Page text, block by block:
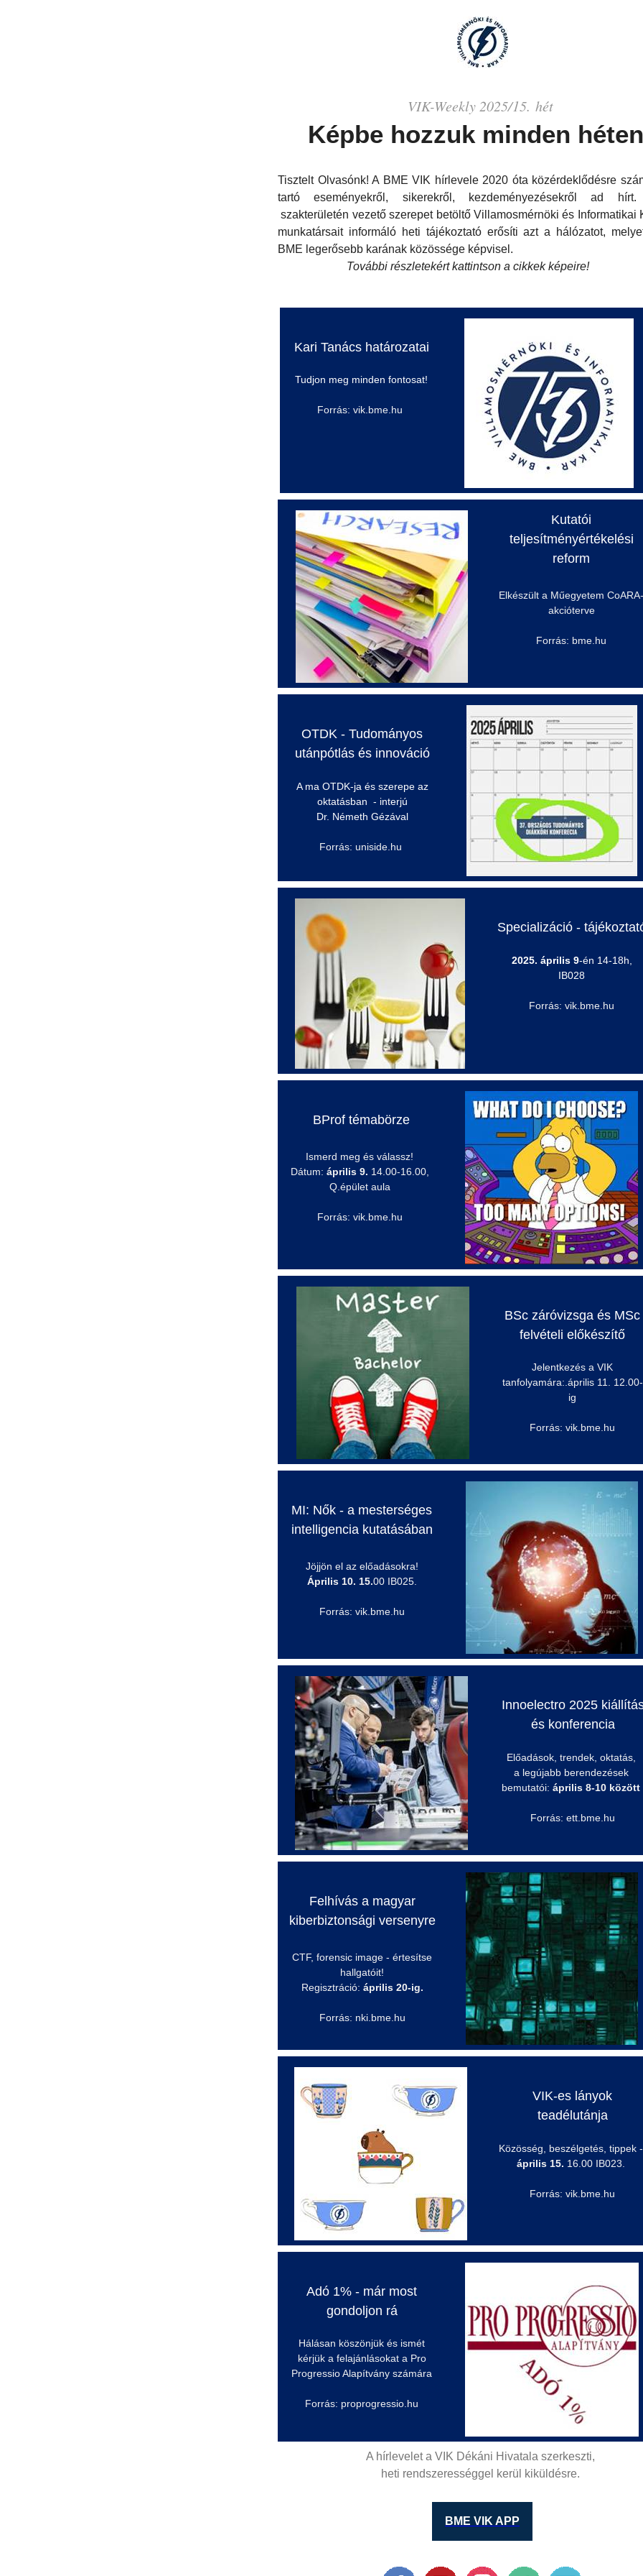
VIK-Weekly2025/15. hét
Képbe hozzuk minden
Tisztelt Olvasónk! A BME VIK hírlevele 2020 óta közérdeklődésre
tartó eseményekről, sikerekről, kezdeményezésekről ad
szakterületén vezető szerepet betöltő Villamosmérnöki és Informatikai
munkatársait informáló heti tájékoztató erősíti azt a hálózatot,
BME legerősebb karának közössége képvisel.
További részletekért kattintson a cikkek képeire!
Kari Tanács határozatai
Tudjon meg minden fontosat!
Forrás: vik.bme.hu
Kutatói
teljesítményértékelési
reform
Elkészült a Műegyetem CoARA-
akcióterve
Forrás: bme.hu
OTDK - Tudományos
utánpótlás és innováció
A ma OTDK-ja és szerepe az
oktatásban - interjú
Dr. Németh Gézával
Forrás: uniside.hu
Specializáció -
2025. április 9-én 14-18h,
IB028
Forrás: vik.bme.hu
BProf témabörze
Ismerd meg és válassz!
Dátum: április 9. 14.00-16.00,
Q.épületaula
Forrás: vik.bme.hu
BSc záróvizsga és MSc
felvételi előkészítő
Jelentkezés a VIK
tanfolyamára:. április11. 12.00-
ig
Forrás: vik.bme.hu
MI: Nők - a mesterséges
intelligencia kutatásában
Jöjjön el az előadásokra!
Április 10. 15.00 IB025.
Forrás: vik.bme.hu
Innoelectro2025
és konferencia
Előadások, trendek, oktatás,
a legújabb berendezések
bemutatói:április 8-10 között
Forrás: ett.bme.hu
Felhívás a magyar
kiberbiztonsági versenyre
CTF, forensic image - értesítse
hallgatóit!
Regisztráció: április 20-ig.
Forrás: nki.bme.hu
VIK-es lányok
teadélutánja
Közösség, beszélgetés, tippek -
április 15. 16.00 IB023.
Forrás: vik.bme.hu
Adó 1% - már most
gondoljon rá
Hálásan köszönjük és ismét
kérjük a felajánlásokat a Pro
Progressio Alapítvány számára
Forrás: proprogressio.hu
A hírlevelet a VIK Dékáni Hivatala szerkeszti,
heti rendszerességgel kerül kiküldésre.
BME VIK APP